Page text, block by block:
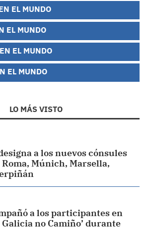
EL MUNDO
EL MUNDO
EL MUNDO
EL MUNDO
LO MÁS VISTO
a los nuevos cónsules
Múnich, Marsella,
a los participantes en
Galicia no Camiño’ durante